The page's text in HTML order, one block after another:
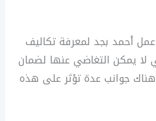
عمل أحمد بجد لمعرفة تكاليف
لا يمكن التغاضي عنها لضمان
جوانب عدة تؤثر على هذه